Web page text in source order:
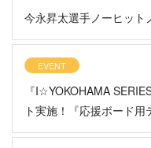
今永昇太選手ノーヒット
EVENT
『I☆YOKOHAMA
ト実施！『応援ボード用